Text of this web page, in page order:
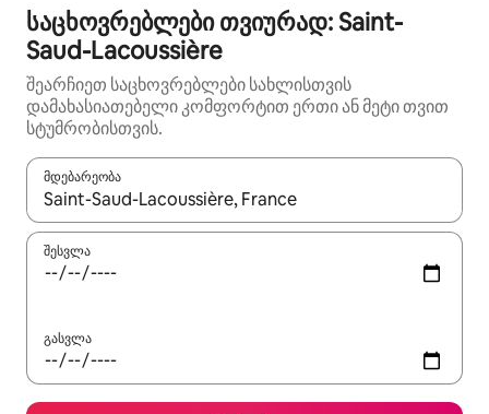
საცხოვრებლები თვიურად: Saint-
Saud-Lacoussière
შეარჩიეთ საცხოვრებლები სახლისთვის
დამახასიათებელი კომფორტით ერთი ან მეტი თვით
სტუმრობისთვის.
მდებარეობა
როცა შედეგები ხელმისაწვდომი გახდება, ნავიგაციისთვის
შესვლა
გასვლა